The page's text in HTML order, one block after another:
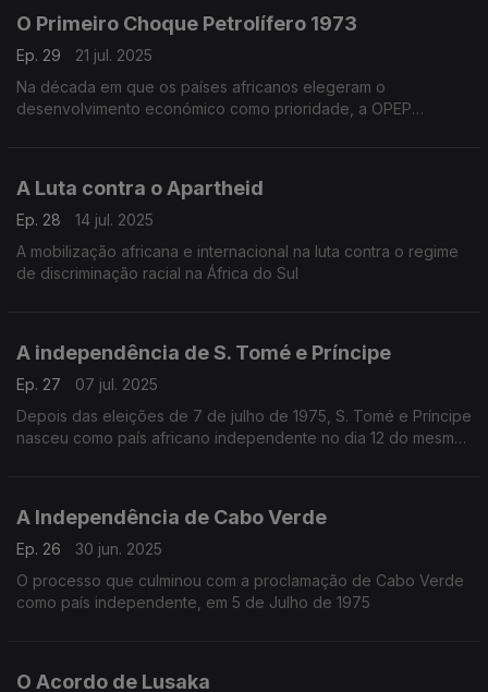
O Primeiro Choque Petrolífero 1973
Ep. 29
21 jul. 2025
Na década em que os países africanos elegeram o
desenvolvimento económico como prioridade, a OPEP
A Luta contra o Apartheid
Ep. 28
14 jul. 2025
A mobilização africana e internacional na luta contra o regime
de discriminação racial na África do Sul
A independência de S. Tomé e Príncipe
Ep. 27
07 jul. 2025
Depois das eleições de 7 de julho de 1975, S. Tomé e Príncipe
nasceu como país africano independente no dia 12 do mesmo
A Independência de Cabo Verde
Ep. 26
30 jun. 2025
O processo que culminou com a proclamação de Cabo Verde
como país independente, em 5 de Julho de 1975
O Acordo de Lusaka